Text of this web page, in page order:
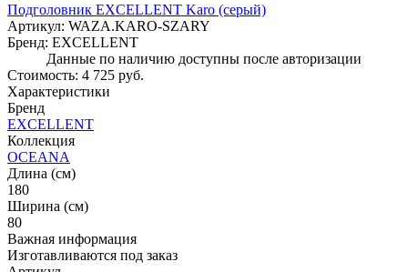
Подголовник EXCELLENT Karo (серый)
Артикул: WAZA.KARO-SZARY
Бренд: EXCELLENT
Данные по наличию доступны после авторизации
Стоимость: 4 725 руб.
Характеристики
Бренд
EXCELLENT
Коллекция
OCEANA
Длина (см)
180
Ширина (см)
80
Важная информация
Изготавливаются под заказ